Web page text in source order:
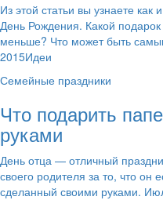
Из этой статьи вы узнаете
День Рождения. Какой
меньше? Что может быть
2015Идеи
Семейные праздники
Что подарить
руками
День отца — отличный
своего родителя за то, что он
сделанный своими руками.